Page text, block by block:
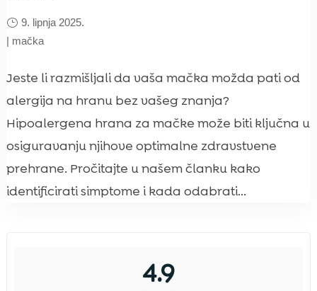
9. lipnja 2025.
| mačka
Jeste li razmišljali da vaša mačka možda pati od
alergija na hranu bez vašeg znanja?
Hipoalergena hrana za mačke može biti ključna u
osiguravanju njihove optimalne zdravstvene
prehrane. Pročitajte u našem članku kako
identificirati simptome i kada odabrati...
4.9